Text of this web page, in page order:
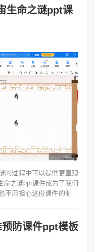
生命之谜ppt课
的过程中可以提供更直观
命之谜ppt课件成为了我们
不用担心这份课件的制作
防课件ppt模板